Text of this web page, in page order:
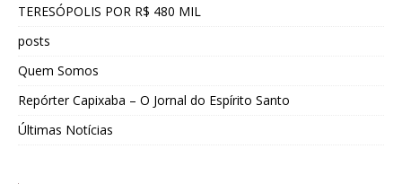
TERESÓPOLIS POR R$ 480 MIL
posts
Quem Somos
Repórter Capixaba – O Jornal do Espírito Santo
Últimas Notícias